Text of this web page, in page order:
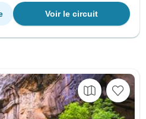
Voir le circuit